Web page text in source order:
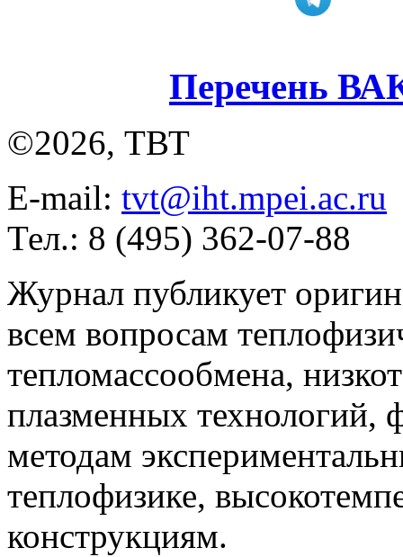
Перечень
©2026, ТВТ
E-mail: tvt@iht.mpei.ac.ru
Тел.: 8 (495) 362-07-88
Журнал публикует
всем вопросам
тепломассообмена,
плазменных технологий,
методам
теплофизике,
конструкциям.